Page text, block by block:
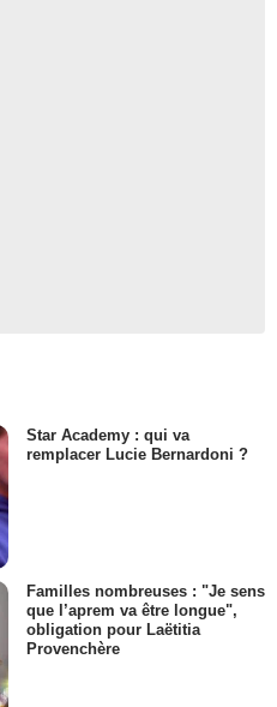
Star Academy : qui va
remplacer Lucie Bernardoni ?
Familles nombreuses : "Je sens
que l’aprem va être longue",
obligation pour Laëtitia
Provenchère